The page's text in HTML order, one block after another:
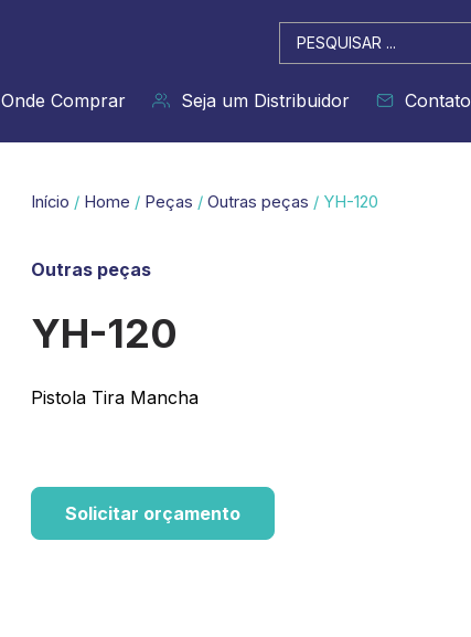
Pesquisar
...
Onde Comprar Seja um Distribuidor Contato
Início / Home / Peças / Outras peças / YH-120
Outras peças
YH-120
Pistola Tira Mancha
Solicitar orçamento